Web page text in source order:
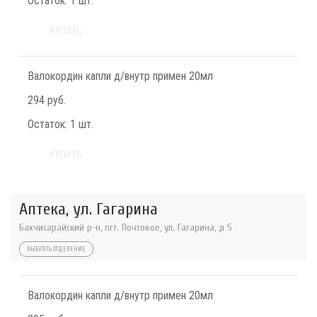
Валокордин капли д/внутр примен 20мл
294 руб.
Остаток: 1 шт.
Аптека, ул. Гагарина
Бахчисарайский р-н, пгт. Почтовое, ул. Гагарина, д 5
ВЫБРАТЬ ОТДЕЛЕНИЕ
Валокордин капли д/внутр примен 20мл